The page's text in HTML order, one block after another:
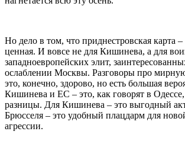
Но дело в том, что приднестровская карта
ценная. И вовсе не для Кишинева, а для
западноевропейских элит,
ослаблении Москвы. Разговоры про
это, конечно, здорово, но есть большая
Кишинева и ЕС – это, как говорят в
разницы. Для Кишинева – это выгодный
Брюсселя – это удобный плацдарм для
агрессии.